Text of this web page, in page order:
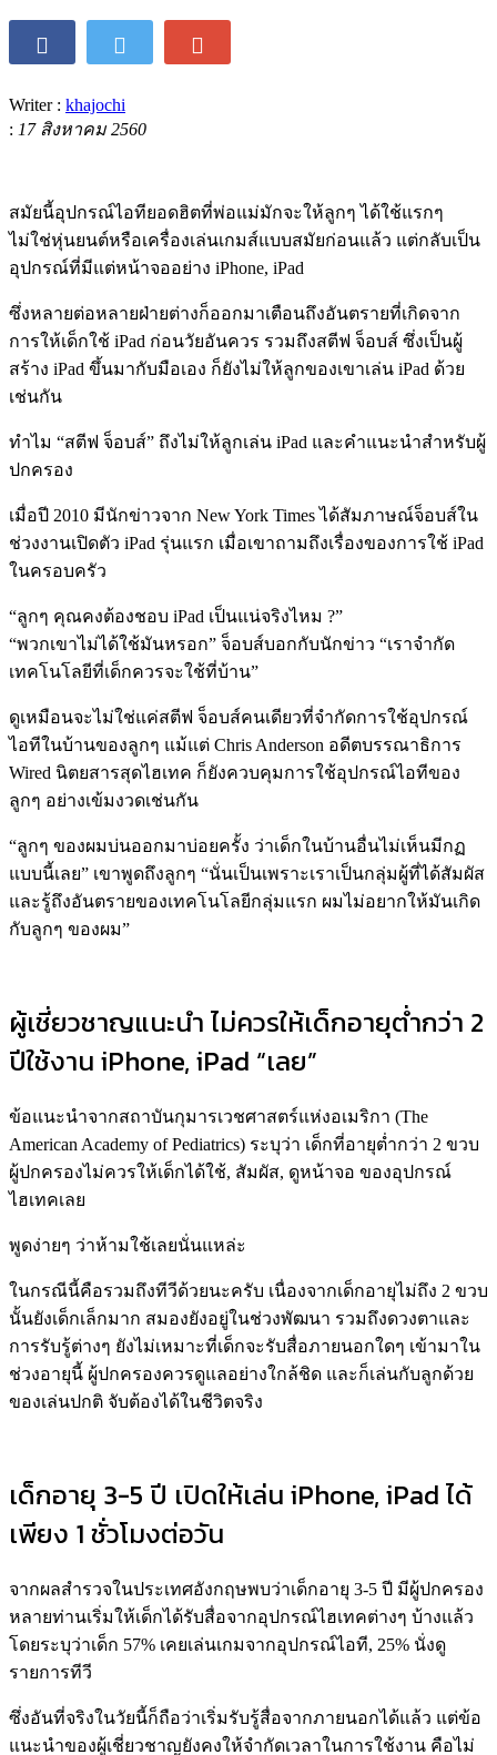
Writer : khajochi
: 17 สิงหาคม 2560
สมัยนี้อุปกรณ์ไอทียอดฮิตที่พ่อแม่มักจะให้ลูกๆ ได้ใช้แรกๆ
ไม่ใช่หุ่นยนต์หรือเครื่องเล่นเกมส์แบบสมัยก่อนแล้ว แต่กลับเป็น
อุปกรณ์ที่มีแต่หน้าจออย่าง iPhone, iPad
ซึ่งหลายต่อหลายฝ่ายต่างก็ออกมาเตือนถึงอันตรายที่เกิดจาก
การให้เด็กใช้ iPad ก่อนวัยอันควร รวมถึงสตีฟ จ็อบส์ ซึ่งเป็นผู้
สร้าง iPad ขึ้นมากับมือเอง ก็ยังไม่ให้ลูกของเขาเล่น iPad ด้วย
เช่นกัน
ทำไม “สตีฟ จ็อบส์” ถึงไม่ให้ลูกเล่น iPad และคำแนะนำสำหรับผู้
ปกครอง
เมื่อปี 2010 มีนักข่าวจาก New York Times ได้สัมภาษณ์จ็อบส์ใน
ช่วงงานเปิดตัว iPad รุ่นแรก เมื่อเขาถามถึงเรื่องของการใช้ iPad
ในครอบครัว
“ลูกๆ คุณคงต้องชอบ iPad เป็นแน่จริงไหม ?”
“พวกเขาไม่ได้ใช้มันหรอก” จ็อบส์บอกกับนักข่าว “เราจำกัด
เทคโนโลยีที่เด็กควรจะใช้ที่บ้าน”
ดูเหมือนจะไม่ใช่แค่สตีฟ จ็อบส์คนเดียวที่จำกัดการใช้อุปกรณ์
ไอทีในบ้านของลูกๆ แม้แต่ Chris Anderson อดีตบรรณาธิการ
Wired นิตยสารสุดไฮเทค ก็ยังควบคุมการใช้อุปกรณ์ไอทีของ
ลูกๆ อย่างเข้มงวดเช่นกัน
“ลูกๆ ของผมบ่นออกมาบ่อยครั้ง ว่าเด็กในบ้านอื่นไม่เห็นมีกฏ
แบบนี้เลย” เขาพูดถึงลูกๆ “นั่นเป็นเพราะเราเป็นกลุ่มผู้ที่ได้สัมผัส
และรู้ถึงอันตรายของเทคโนโลยีกลุ่มแรก ผมไม่อยากให้มันเกิด
กับลูกๆ ของผม”
ผู้เชี่ยวชาญแนะนำ ไม่ควรให้เด็กอายุต่ำกว่า 2
ปีใช้งาน iPhone, iPad “เลย”
ข้อแนะนำจากสถาบันกุมารเวชศาสตร์แห่งอเมริกา (The
American Academy of Pediatrics) ระบุว่า เด็กที่อายุต่ำกว่า 2 ขวบ
ผู้ปกครองไม่ควรให้เด็กได้ใช้, สัมผัส, ดูหน้าจอ ของอุปกรณ์
ไฮเทคเลย
พูดง่ายๆ ว่าห้ามใช้เลยนั่นแหล่ะ
ในกรณีนี้คือรวมถึงทีวีด้วยนะครับ เนื่องจากเด็กอายุไม่ถึง 2 ขวบ
นั้นยังเด็กเล็กมาก สมองยังอยู่ในช่วงพัฒนา รวมถึงดวงตาและ
การรับรู้ต่างๆ ยังไม่เหมาะที่เด็กจะรับสื่อภายนอกใดๆ เข้ามาใน
ช่วงอายุนี้ ผู้ปกครองควรดูแลอย่างใกล้ชิด และก็เล่นกับลูกด้วย
ของเล่นปกติ จับต้องได้ในชีวิตจริง
เด็กอายุ 3-5 ปี เปิดให้เล่น iPhone, iPad ได้
เพียง 1 ชั่วโมงต่อวัน
จากผลสำรวจในประเทศอังกฤษพบว่าเด็กอายุ 3-5 ปี มีผู้ปกครอง
หลายท่านเริ่มให้เด็กได้รับสื่อจากอุปกรณ์ไฮเทคต่างๆ บ้างแล้ว
โดยระบุว่าเด็ก 57% เคยเล่นเกมจากอุปกรณ์ไอที, 25% นั่งดู
รายการทีวี
ซึ่งอันที่จริงในวัยนี้ก็ถือว่าเริ่มรับรู้สื่อจากภายนอกได้แล้ว แต่ข้อ
แนะนำของผู้เชี่ยวชาญยังคงให้จำกัดเวลาในการใช้งาน คือไม่